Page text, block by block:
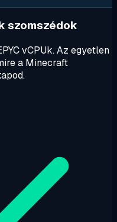
szomszédok
vCPUk. Az egyetlen
a Minecraft